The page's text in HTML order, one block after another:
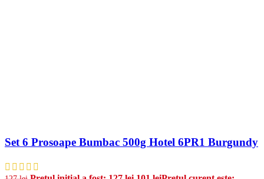
Set 6 Prosoape Bumbac 500g Hotel 6PR1 Burgundy